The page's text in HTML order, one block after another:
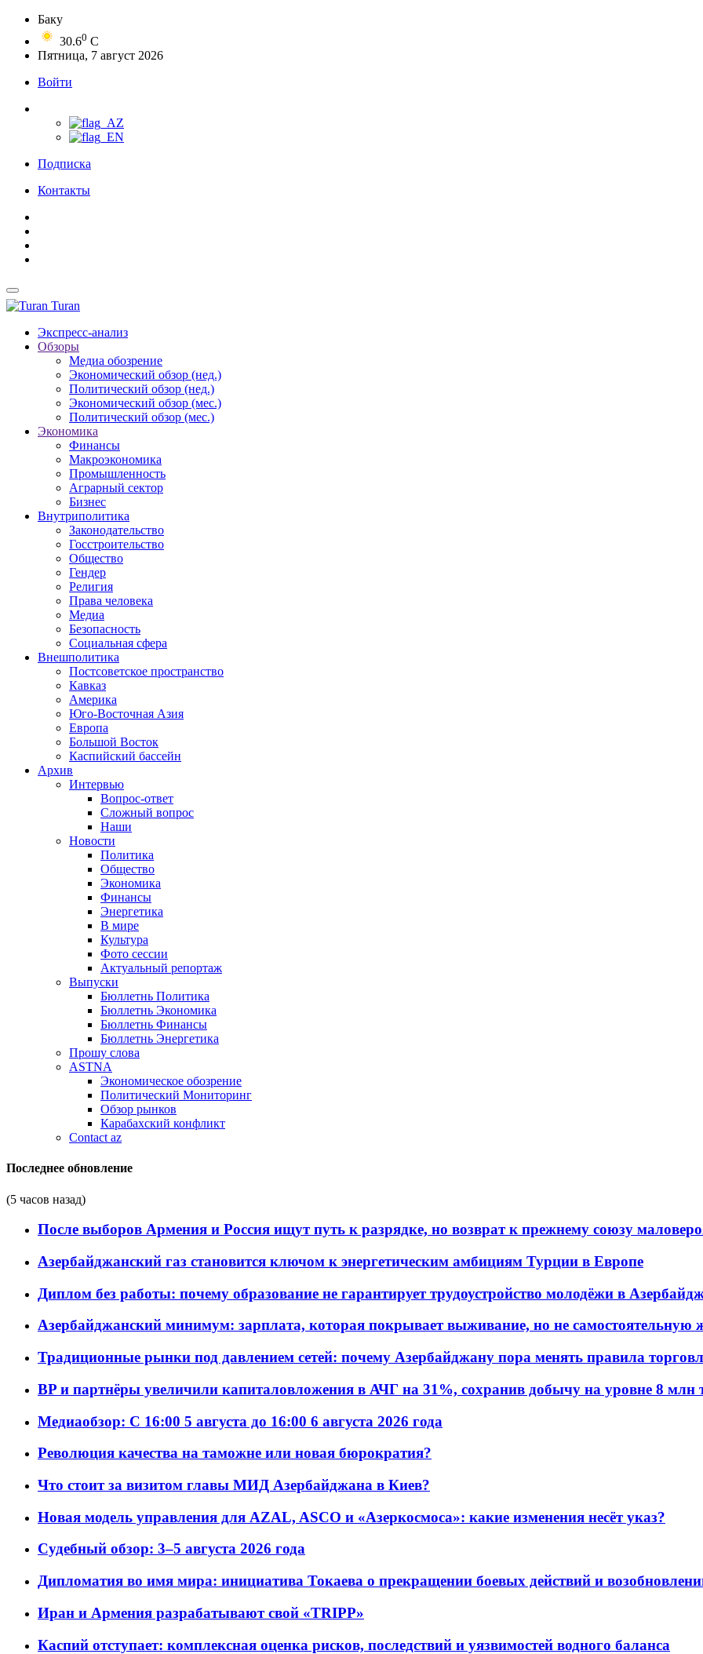
Баку
30.60 C
Пятница, 7 август 2026
Войти
Подписка
Контакты
Turan
Экспресс-анализ
Обзоры
Медиа обозрение
Экономический обзор (нед.)
Политический обзор (нед.)
Экономический обзор (мес.)
Политический обзор (мес.)
Экономика
Финансы
Макроэкономика
Промышленность
Аграрный сектор
Бизнес
Внутриполитика
Законодательство
Госстроительство
Общество
Гендер
Религия
Права человека
Медиа
Безопасность
Социальная сфера
Внешполитика
Постсоветское пространство
Кавказ
Америка
Юго-Восточная Азия
Европа
Большой Восток
Каспийский бассейн
Архив
Интервью
Вопрос-ответ
Сложный вопрос
Наши
Новости
Политика
Общество
Экономика
Финансы
Энергетика
В мире
Культура
Фото сессии
Актуальный репортаж
Выпуски
Бюллетнь Политика
Бюллетнь Экономика
Бюллетнь Финансы
Бюллетнь Энергетика
Прошу слова
ASTNA
Экономическое обозрение
Политический Мониторинг
Обзор рынков
Карабахский конфликт
Contact az
Последнее обновление
(5 часов назад)
После выборов Армения и Россия ищут путь к разрядке, но возврат к прежнему союзу
Азербайджанский газ становится ключом к энергетическим амбициям Турции в Европе
Диплом без работы: почему образование не гарантирует трудоустройство молодёжи в
Азербайджанский минимум: зарплата, которая покрывает выживание, но не самостоятельную
Традиционные рынки под давлением сетей: почему Азербайджану пора менять правила
BP и партнёры увеличили капиталовложения в АЧГ на 31%, сохранив добычу на уровне 8 млн
Медиаобзор: С 16:00 5 августа до 16:00 6 августа 2026 года
Революция качества на таможне или новая бюрократия?
Что стоит за визитом главы МИД Азербайджана в Киев?
Новая модель управления для AZAL, ASCO и «Азеркосмоса»: какие изменения несёт указ?
Судебный обзор: 3–5 августа 2026 года
Дипломатия во имя мира: инициатива Токаева о прекращении боевых действий и
Иран и Армения разрабатывают свой «TRIPP»
Каспий отступает: комплексная оценка рисков, последствий и уязвимостей водного баланса